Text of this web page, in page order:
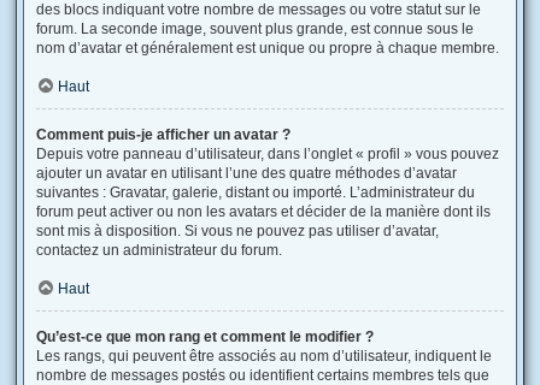
des blocs indiquant votre nombre de messages ou votre statut sur le
forum. La seconde image, souvent plus grande, est connue sous le
nom d’avatar et généralement est unique ou propre à chaque membre.
Haut
Comment puis-je afficher un avatar ?
Depuis votre panneau d’utilisateur, dans l’onglet « profil » vous pouvez
ajouter un avatar en utilisant l’une des quatre méthodes d’avatar
suivantes : Gravatar, galerie, distant ou importé. L’administrateur du
forum peut activer ou non les avatars et décider de la manière dont ils
sont mis à disposition. Si vous ne pouvez pas utiliser d’avatar,
contactez un administrateur du forum.
Haut
Qu’est-ce que mon rang et comment le modifier ?
Les rangs, qui peuvent être associés au nom d’utilisateur, indiquent le
nombre de messages postés ou identifient certains membres tels que